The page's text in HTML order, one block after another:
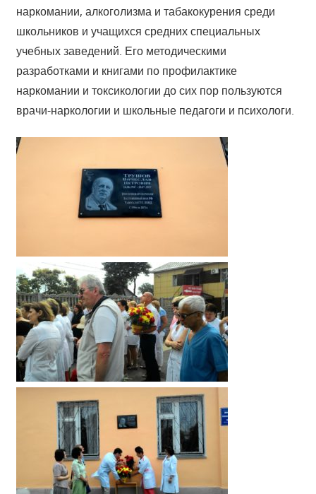
наркомании, алкоголизма и табакокурения среди
школьников и учащихся средних специальных
учебных заведений. Его методическими
разработками и книгами по профилактике
наркомании и токсикологии до сих пор пользуются
врачи-наркологии и школьные педагоги и психологи.